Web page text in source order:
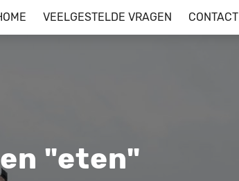
VEELGESTELDE VRAGEN CONTACT
"eten"